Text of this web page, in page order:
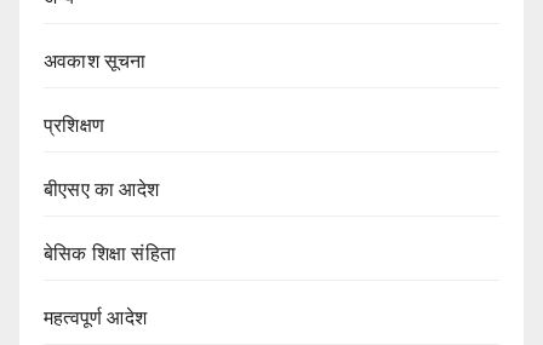
अवकाश सूचना
प्रशिक्षण
बीएसए का आदेश
बेसिक शिक्षा संहिता
महत्वपूर्ण आदेश